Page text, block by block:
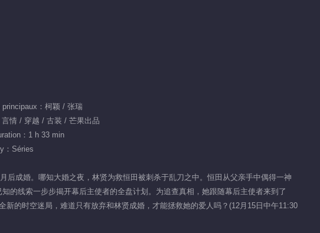
00:29
Highlight EP 7 No.4
Back to Wedding
principaux：柯颖 / 张瑞
言情 / 穿越 / 古装 / 芒果出品
：1 h 33 min
：Séries
成婚。哪知大婚之夜，林贤为救恒田被刺杀于乱刀之中。恒田从父亲手中偶得一神
的线索一步步揭开幕后主使者的全盘计划。为追查真相，她跟随幕后主使者来到了
的时空迷局，难道只有放弃和林贤成婚，才能拯救她的爱人吗？(12月15日中午11:30